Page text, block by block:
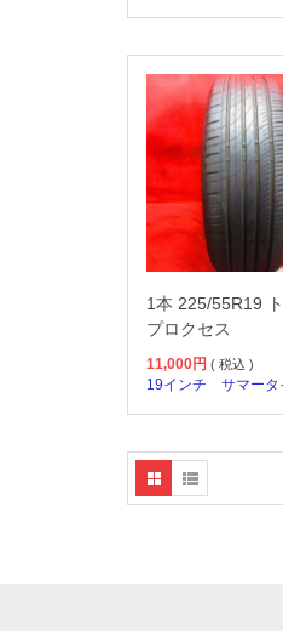
1本 225/55R19
プロクセス
11,000円 ( 税込 )
19インチ サマータ